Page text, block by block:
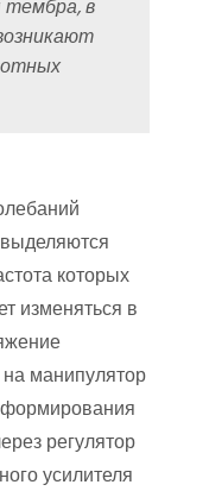
тембра, в
которых
изменяться в
на манипулятор
регулятор
усилителя